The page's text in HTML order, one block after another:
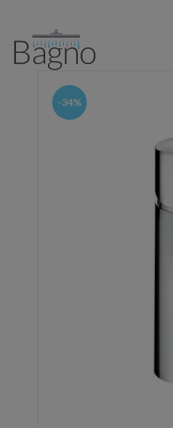
-34%